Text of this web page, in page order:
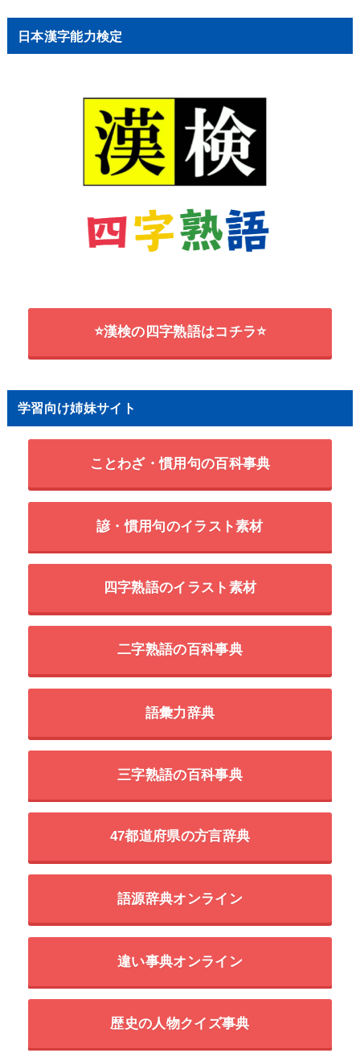
日本漢字能力検定
⭐漢検の四字熟語はコチラ⭐
学習向け姉妹サイト
ことわざ・慣用句の百科事典
諺・慣用句のイラスト素材
四字熟語のイラスト素材
二字熟語の百科事典
語彙力辞典
三字熟語の百科事典
47都道府県の方言辞典
語源辞典オンライン
違い事典オンライン
歴史の人物クイズ事典